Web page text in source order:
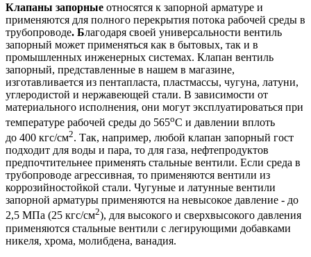
Клапаны запорные относятся к запорной арматуре и
применяются для полного перекрытия потока рабочей среды в
трубопроводе. Благодаря своей универсальности вентиль
запорный может применяться как в бытовых, так и в
промышленных инженерных системах. Клапан вентиль
запорный, представленные в нашем в магазине,
изготавливается из пентапласта, пластмассы, чугуна, латуни,
углеродистой и нержавеющей стали. В зависимости от
материального исполнения, они могут эксплуатироваться при
температуре рабочей среды до 565оС и давлении вплоть
до 400 кгс/см2. Так, например, любой клапан запорный гост
подходит для воды и пара, то для газа, нефтепродуктов
предпочтительнее применять стальные вентили. Если среда в
трубопроводе агрессивная, то применяются вентили из
коррозийностойкой стали. Чугуные и латунные вентили
запорной арматуры применяются на невысокое давление - до
2,5 МПа (25 кгс/см2), для высокого и сверхвысокого давления
применяются стальные вентили с легирующими добавками
никеля, хрома, молибдена, ванадия.